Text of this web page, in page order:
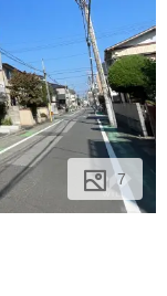
7
7
7